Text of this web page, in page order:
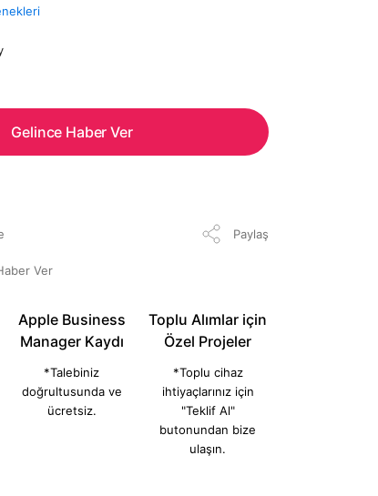
Gelince Haber Ver
Paylaş
Ver
Apple Business
Manager Kaydı
*Talebiniz
doğrultusunda ve
ücretsiz.
Toplu Alımlar için
Özel Projeler
*Toplu cihaz
ihtiyaçlarınız için
"Teklif Al"
butonundan bize
ulaşın.